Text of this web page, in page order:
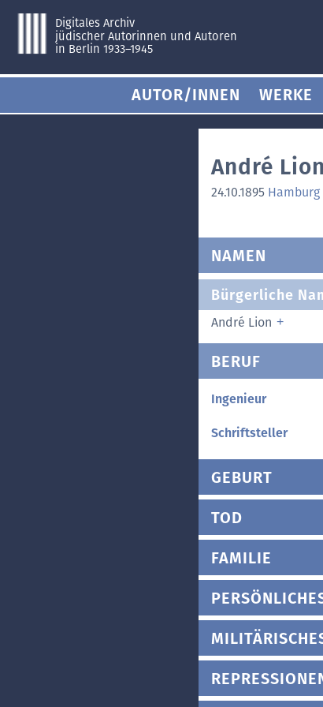
Digitales Archiv
jüdischer Autorinnen und Autoren
in Berlin 1933–1945
AUTOR/INNEN WERKE
André Lion
24.10.1895 Hamburg
NAMEN
Bürgerliche
André Lion
BERUF
Ingenieur
Schriftsteller
GEBURT
TOD
FAMILIE